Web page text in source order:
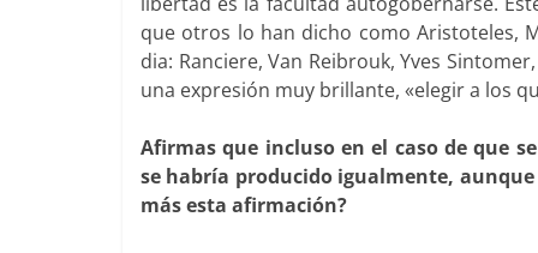
que otros lo han dicho como Aristoteles,
dia: Ranciere, Van Reibrouk, Yves
una expresión muy brillante, «elegir a los
Afirmas que incluso en el caso de que
se habría producido igualmente,
más esta afirmación?